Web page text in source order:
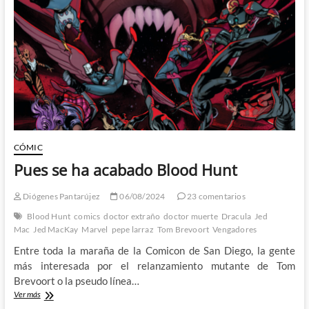
Jed
Mackay
y
Valerio
Schiti
CÓMIC
Pues se ha acabado Blood Hunt
Diógenes Pantarújez 06/08/2024
23 comentarios
Blood Hunt comics doctor extraño doctor muerte Dracula Jed
Mac Jed MacKay Marvel pepe larraz Tom Brevoort Vengadores
Entre toda la maraña de la Comicon de San Diego, la gente
más interesada por el relanzamiento mutante de Tom
Brevoort o la pseudo línea…
Ver másPues